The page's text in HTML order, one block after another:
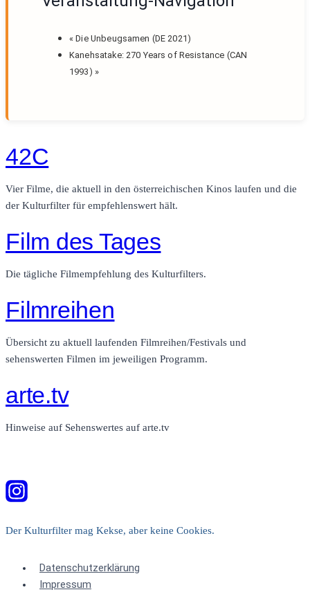
« Die Unbeugsamen (DE 2021)
Kanehsatake: 270 Years of Resistance (CAN
1993) »
42C
Vier Filme, die aktuell in den österreichischen Kinos laufen und die
der Kulturfilter für empfehlenswert hält.
Film des Tages
Die tägliche Filmempfehlung des Kulturfilters.
Filmreihen
Übersicht zu aktuell laufenden Filmreihen/Festivals und
sehenswerten Filmen im jeweiligen Programm.
arte.tv
Hinweise auf Sehenswertes auf arte.tv
Der Kulturfilter mag Kekse, aber keine Cookies.
Datenschutzerklärung
Impressum